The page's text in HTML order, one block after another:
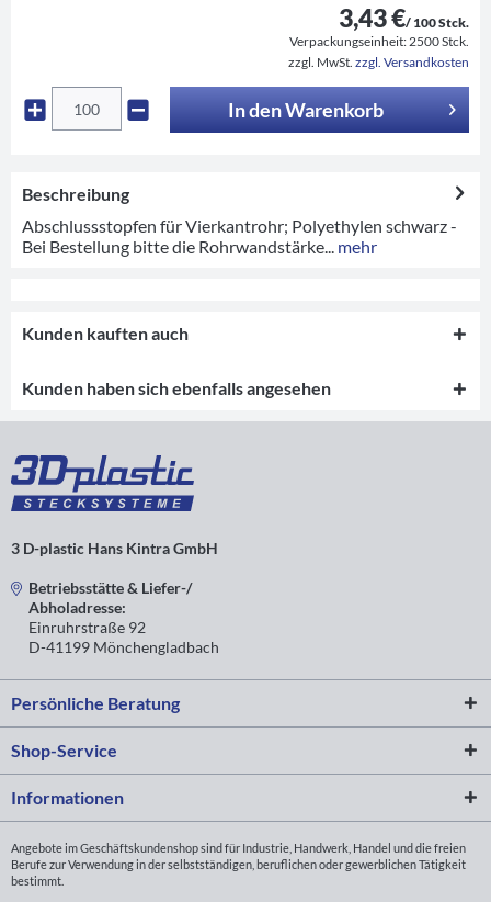
3,43 €/ 100 Stck.
Verpackungseinheit: 2500 Stck.
zzgl. MwSt. zzgl. Versandkosten
In denWarenkorb
Beschreibung
Abschlussstopfen für Vierkantrohr; Polyethylen schwarz -
Bei Bestellung bitte die Rohrwandstärke...
mehr
Kunden kauften auch
Kunden haben sich ebenfalls angesehen
3 D-plastic Hans Kintra GmbH
Betriebsstätte & Liefer-/
Abholadresse:
Einruhrstraße 92
D-41199 Mönchengladbach
Persönliche Beratung
Shop-Service
Informationen
Angebote im Geschäftskundenshop sind für Industrie, Handwerk, Handel und die freien
Berufe zur Verwendung in der selbstständigen, beruflichen oder gewerblichen Tätigkeit
bestimmt.